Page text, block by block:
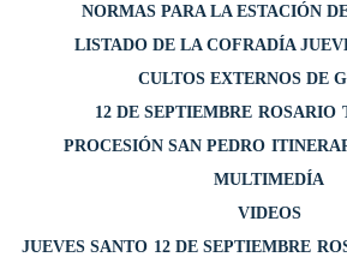
NORMAS PARA LA ESTACIÓN
LISTADO DE LA COFRADÍA
CULTOS EXTERNOS DE
12 DE SEPTIEMBRE ROSARIO
PROCESIÓN SAN PEDRO
MULTIMEDÍA
VIDEOS
JUEVES SANTO 12 DE SEPTIEMBRE